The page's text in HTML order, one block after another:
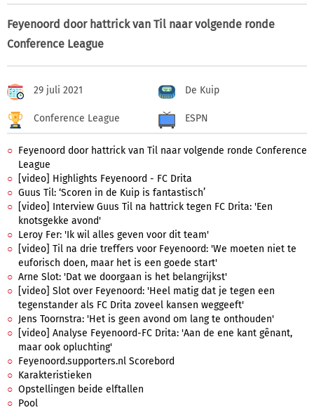
Feyenoord door hattrick van Til naar volgende ronde
Conference League
29 juli 2021 De Kuip
Conference League ESPN
Feyenoord door hattrick van Til naar volgende ronde Conference
League
[video] Highlights Feyenoord - FC Drita
Guus Til: ‘Scoren in de Kuip is fantastisch’
[video] Interview Guus Til na hattrick tegen FC Drita: 'Een
knotsgekke avond'
Leroy Fer: 'Ik wil alles geven voor dit team'
[video] Til na drie treffers voor Feyenoord: 'We moeten niet te
euforisch doen, maar het is een goede start'
Arne Slot: 'Dat we doorgaan is het belangrijkst'
[video] Slot over Feyenoord: 'Heel matig dat je tegen een
tegenstander als FC Drita zoveel kansen weggeeft'
Jens Toornstra: 'Het is geen avond om lang te onthouden'
[video] Analyse Feyenoord-FC Drita: 'Aan de ene kant gênant,
maar ook opluchting'
Feyenoord.supporters.nl Scorebord
Karakteristieken
Opstellingen beide elftallen
Pool